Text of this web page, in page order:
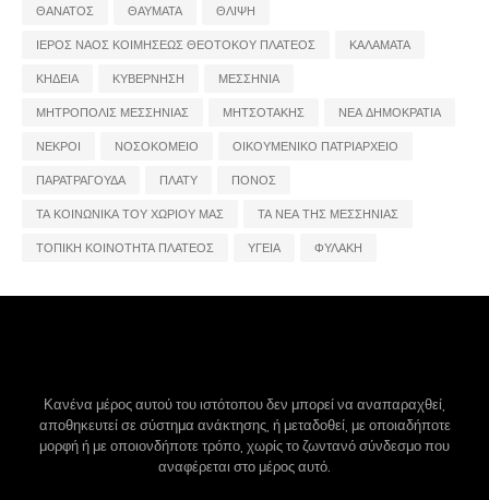
ΘΑΝΑΤΟΣ
ΘΑΥΜΑΤΑ
ΘΛΙΨΗ
ΙΕΡΟΣ ΝΑΟΣ ΚΟΙΜΗΣΕΩΣ ΘΕΟΤΟΚΟΥ ΠΛΑΤΕΟΣ
ΚΑΛΑΜΑΤΑ
ΚΗΔΕΙΑ
ΚΥΒΕΡΝΗΣΗ
ΜΕΣΣΗΝΙΑ
ΜΗΤΡΟΠΟΛΙΣ ΜΕΣΣΗΝΙΑΣ
ΜΗΤΣΟΤΑΚΗΣ
ΝΕΑ ΔΗΜΟΚΡΑΤΙΑ
ΝΕΚΡΟΙ
ΝΟΣΟΚΟΜΕΙΟ
ΟΙΚΟΥΜΕΝΙΚΟ ΠΑΤΡΙΑΡΧΕΙΟ
ΠΑΡΑΤΡΑΓΟΥΔΑ
ΠΛΑΤΥ
ΠΟΝΟΣ
ΤΑ ΚΟΙΝΩΝΙΚΑ ΤΟΥ ΧΩΡΙΟΥ ΜΑΣ
ΤΑ ΝΕΑ ΤΗΣ ΜΕΣΣΗΝΙΑΣ
ΤΟΠΙΚΗ ΚΟΙΝΟΤΗΤΑ ΠΛΑΤΕΟΣ
ΥΓΕΙΑ ΦΥΛΑΚΗ
Κανένα μέρος αυτού του ιστότοπου δεν μπορεί να αναπαραχθεί,
αποθηκευτεί σε σύστημα ανάκτησης, ή μεταδοθεί, με οποιαδήποτε
μορφή ή με οποιονδήποτε τρόπο, χωρίς το ζωντανό σύνδεσμο που
αναφέρεται στο μέρος αυτό.